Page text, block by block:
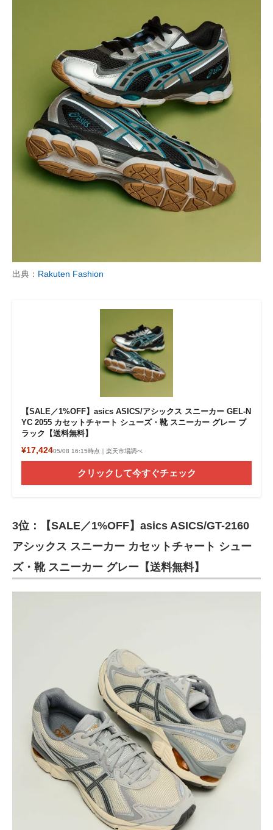
出典： Rakuten Fashion
【SALE／1%OFF】asics ASICS/アシックス スニーカー GEL-N
YC 2055 カセットチャート シューズ・靴 スニーカー グレー ブ
ラック【送料無料】
¥17,42405/08 16:15時点｜楽天市場調べ
クリックして今すぐチェック
3位：【SALE／1%OFF】asics ASICS/GT-2160
アシックス スニーカー カセットチャート シュー
ズ・靴 スニーカー グレー【送料無料】